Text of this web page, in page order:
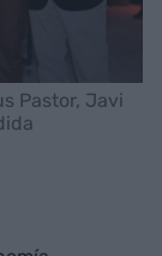
Pastor, Javi